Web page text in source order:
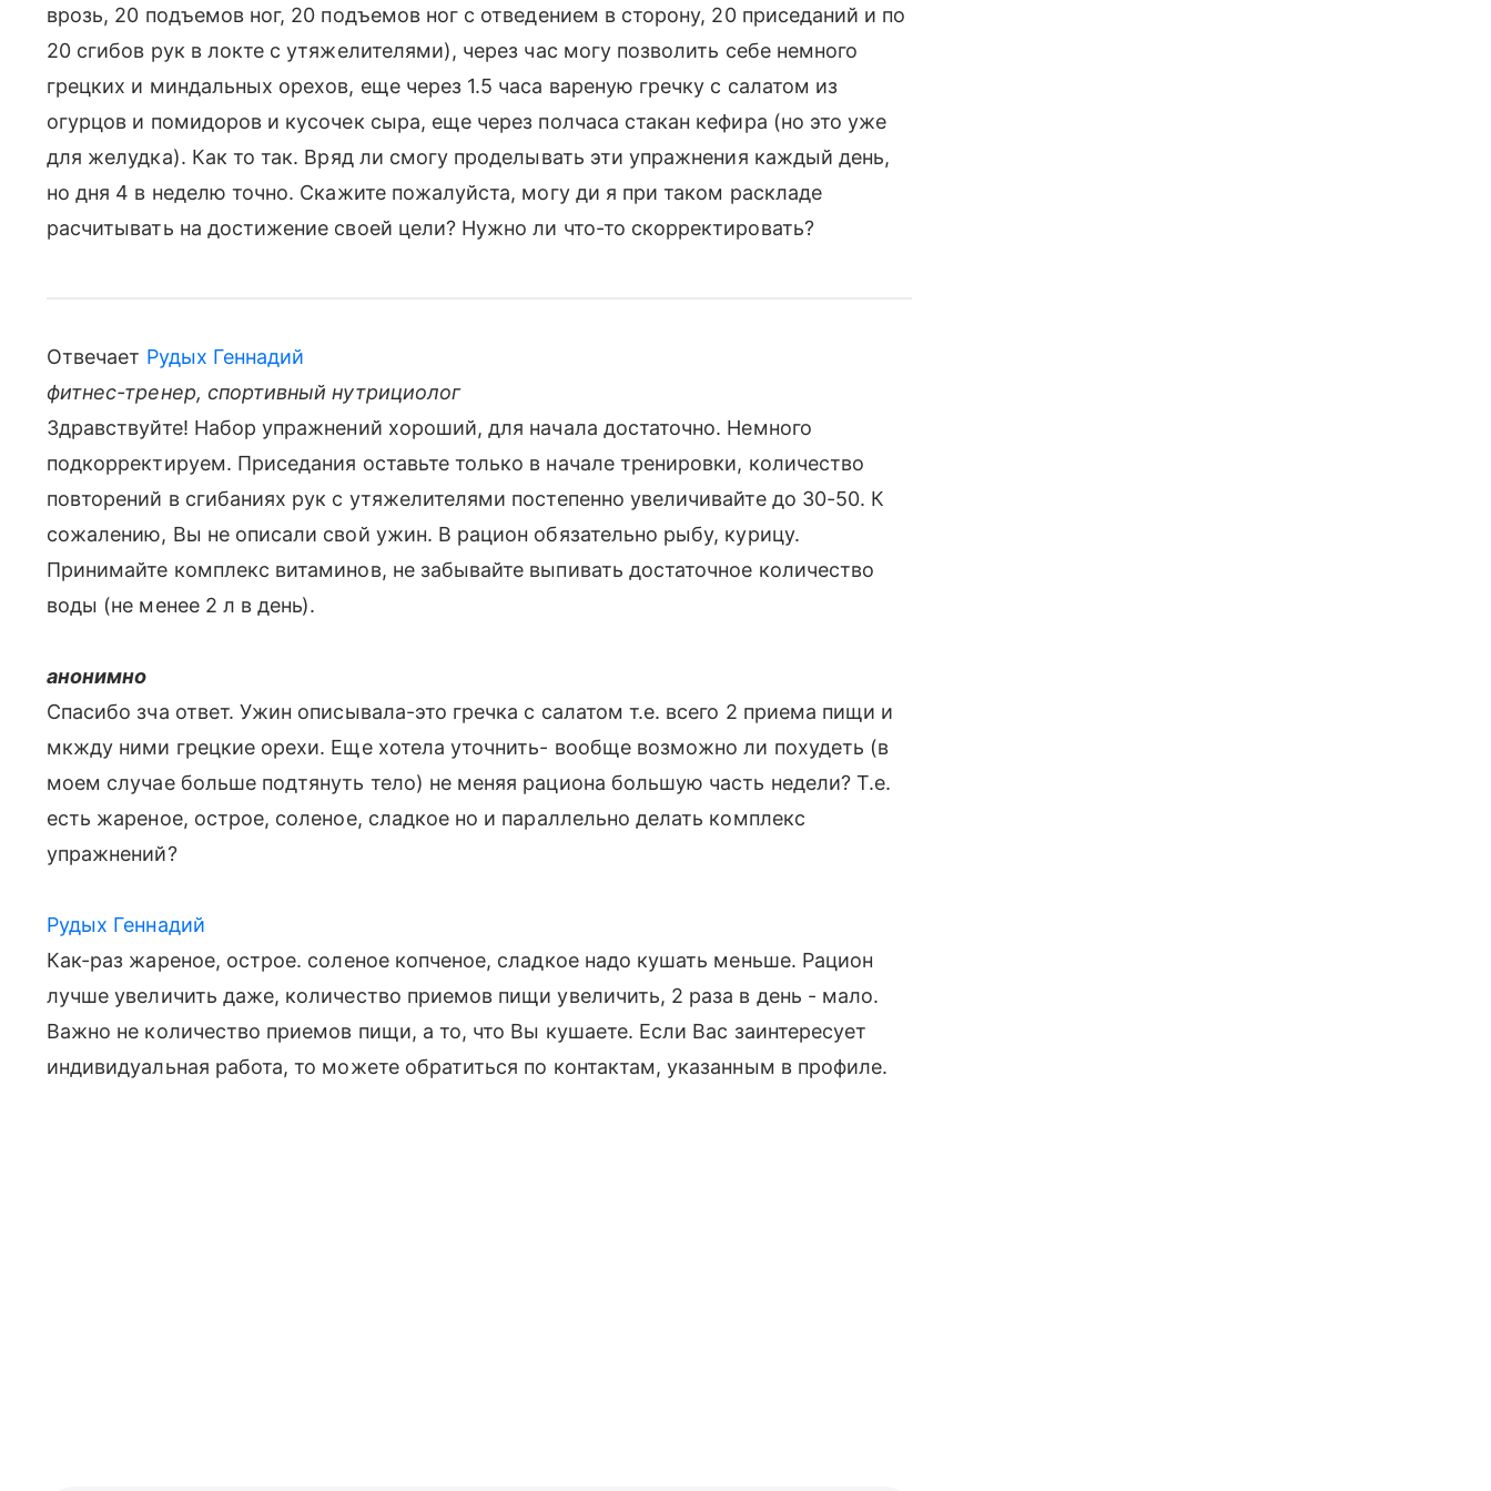
врозь, 20 подъемов ног, 20 подъемов ног с отведением в сторону, 20 приседаний и по
20 сгибов рук в локте с утяжелителями), через час могу позволить себе немного
грецких и миндальных орехов, еще через 1.5 часа вареную гречку с салатом из
огурцов и помидоров и кусочек сыра, еще через полчаса стакан кефира (но это уже
для желудка). Как то так. Вряд ли смогу проделывать эти упражнения каждый день,
но дня 4 в неделю точно. Скажите пожалуйста, могу ди я при таком раскладе
расчитывать на достижение своей цели? Нужно ли что-то скорректировать?
Отвечает Рудых Геннадий
фитнес-тренер, спортивный нутрициолог
Здравствуйте! Набор упражнений хороший, для начала достаточно. Немного
подкорректируем. Приседания оставьте только в начале тренировки, количество
повторений в сгибаниях рук с утяжелителями постепенно увеличивайте до 30-50. К
сожалению, Вы не описали свой ужин. В рацион обязательно рыбу, курицу.
Принимайте комплекс витаминов, не забывайте выпивать достаточное количество
воды (не менее 2 л в день).
анонимно
Спасибо зча ответ. Ужин описывала-это гречка с салатом т.е. всего 2 приема пищи и
мкжду ними грецкие орехи. Еще хотела уточнить- вообще возможно ли похудеть (в
моем случае больше подтянуть тело) не меняя рациона большую часть недели? Т.е.
есть жареное, острое, соленое, сладкое но и параллельно делать комплекс
упражнений?
Рудых Геннадий
Как-раз жареное, острое. соленое копченое, сладкое надо кушать меньше. Рацион
лучше увеличить даже, количество приемов пищи увеличить, 2 раза в день - мало.
Важно не количество приемов пищи, а то, что Вы кушаете. Если Вас заинтересует
индивидуальная работа, то можете обратиться по контактам, указанным в профиле.